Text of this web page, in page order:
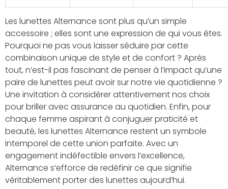
Les lunettes Alternance sont plus qu’un simple
accessoire ; elles sont une expression de qui vous êtes.
Pourquoi ne pas vous laisser séduire par cette
combinaison unique de style et de confort ? Après
tout, n’est-il pas fascinant de penser à l’impact qu’une
paire de lunettes peut avoir sur notre vie quotidienne ?
Une invitation à considérer attentivement nos choix
pour briller avec assurance au quotidien. Enfin, pour
chaque femme aspirant à conjuguer praticité et
beauté, les lunettes Alternance restent un symbole
intemporel de cette union parfaite. Avec un
engagement indéfectible envers l’excellence,
Alternance s’efforce de redéfinir ce que signifie
véritablement porter des lunettes aujourd’hui.